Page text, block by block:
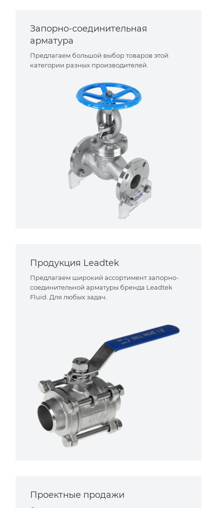
Запорно-соединительная
арматура
Предлагаем большой выбор товаров этой
категории разных производителей.
Продукция Leadtek
Предлагаем широкий ассортимент запорно-
соединительной арматуры бренда Leadtek
Fluid. Для любых задач.
Проектные продажи